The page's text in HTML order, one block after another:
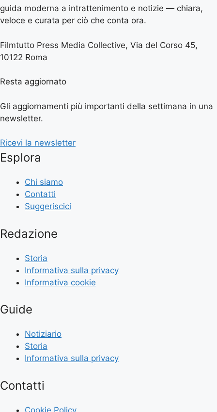
guida moderna a intrattenimento e notizie — chiara,
veloce e curata per ciò che conta ora.
Filmtutto Press Media Collective, Via del Corso 45,
10122 Roma
Resta aggiornato
Gli aggiornamenti più importanti della settimana in una
newsletter.
Ricevi la newsletter
Esplora
Chi siamo
Contatti
Suggeriscici
Redazione
Storia
Informativa sulla privacy
Informativa cookie
Guide
Notiziario
Storia
Informativa sulla privacy
Contatti
Cookie Policy